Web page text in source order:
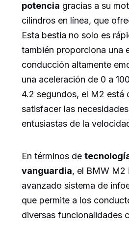
potencia gracias a su
cilindros en línea, que
Esta bestia no solo es
también proporciona una
conducción altamente
una aceleración de 0 a
4.2 segundos, el M2 está
satisfacer las
entusiastas de la
En términos de
vanguardia, el BMW M2
avanzado sistema de
que permite a los
diversas funcionalidades